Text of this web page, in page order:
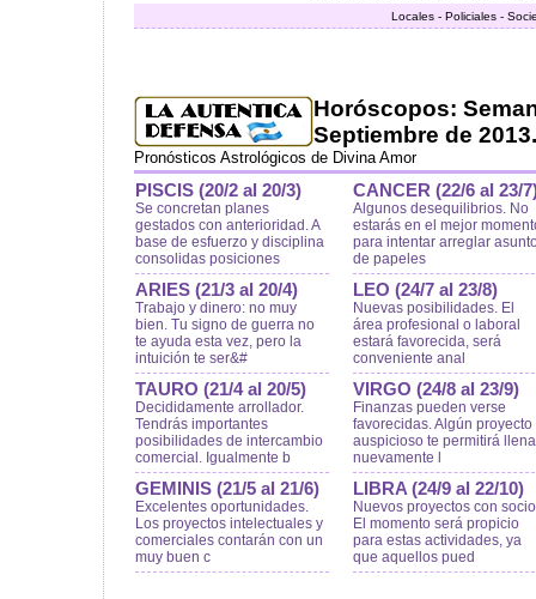
Locales - Policiales -
Horóscopos:
Septiembre de 2013.
Pronósticos Astrológicos de Divina Amor
PISCIS (20/2 al 20/3)
Se concretan planes
gestados con anterioridad. A
base de esfuerzo y disciplina
consolidas posiciones
ARIES (21/3 al 20/4)
Trabajo y dinero: no muy
bien. Tu signo de guerra no
te ayuda esta vez, pero la
intuición te ser&#
TAURO (21/4 al 20/5)
Decididamente arrollador.
Tendrás importantes
posibilidades de intercambio
comercial. Igualmente b
GEMINIS (21/5 al 21/6)
Excelentes oportunidades.
Los proyectos intelectuales y
comerciales contarán con un
muy buen c
CANCER (22/6 al 23/
Algunos desequilibrios. No
estarás en el mejor
para intentar arreglar
de papeles
LEO (24/7 al 23/8)
Nuevas posibilidades. El
área profesional o laboral
estará favorecida, será
conveniente anal
VIRGO (24/8 al 23/9)
Finanzas pueden verse
favorecidas. Algún proyecto
auspicioso te permitirá
nuevamente l
LIBRA (24/9 al 22/10)
Nuevos proyectos con
El momento será propicio
para estas actividades, ya
que aquellos pued